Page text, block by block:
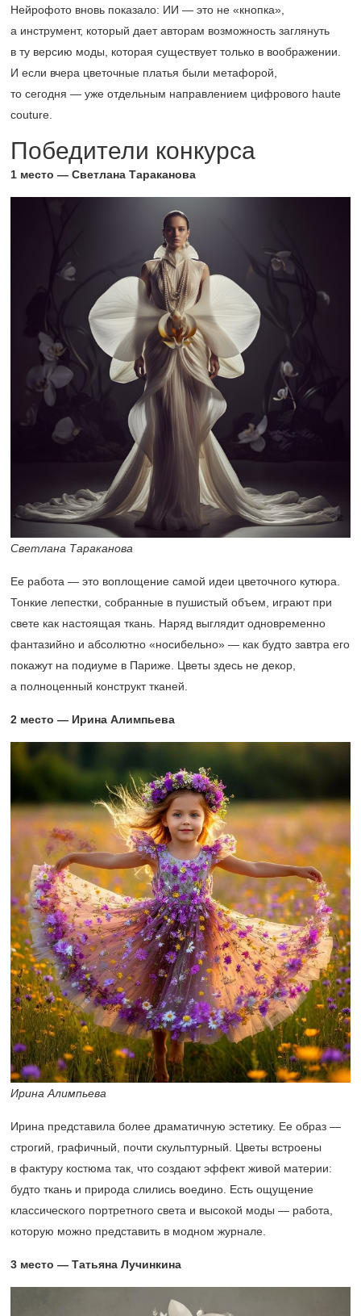
Нейрофото вновь показало: ИИ — это не «кнопка»,
а инструмент, который дает авторам возможность заглянуть
в ту версию моды, которая существует только в воображении.
И если вчера цветочные платья были метафорой,
то сегодня — уже отдельным направлением цифрового haute
couture.
Победители конкурса
1 место — Светлана Тараканова
Светлана Тараканова
Ее работа — это воплощение самой идеи цветочного кутюра.
Тонкие лепестки, собранные в пушистый объем, играют при
свете как настоящая ткань. Наряд выглядит одновременно
фантазийно и абсолютно «носибельно» — как будто завтра его
покажут на подиуме в Париже. Цветы здесь не декор,
а полноценный конструкт тканей.
2 место — Ирина Алимпьева
Ирина Алимпьева
Ирина представила более драматичную эстетику. Ее образ —
строгий, графичный, почти скульптурный. Цветы встроены
в фактуру костюма так, что создают эффект живой материи:
будто ткань и природа слились воедино. Есть ощущение
классического портретного света и высокой моды — работа,
которую можно представить в модном журнале.
3 место — Татьяна Лучинкина